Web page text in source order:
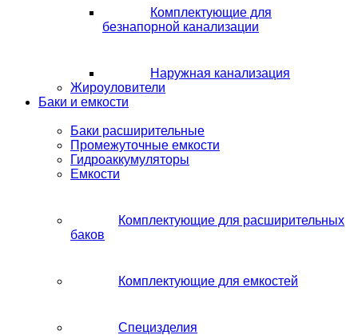
Комплектующие для
безнапорной канализации
Наружная канализация
Жироуловители
Баки и емкости
Баки расширительные
Промежуточные емкости
Гидроаккумуляторы
Емкости
Комплектующие для расширительных
баков
Комплектующие для емкостей
Специзделия